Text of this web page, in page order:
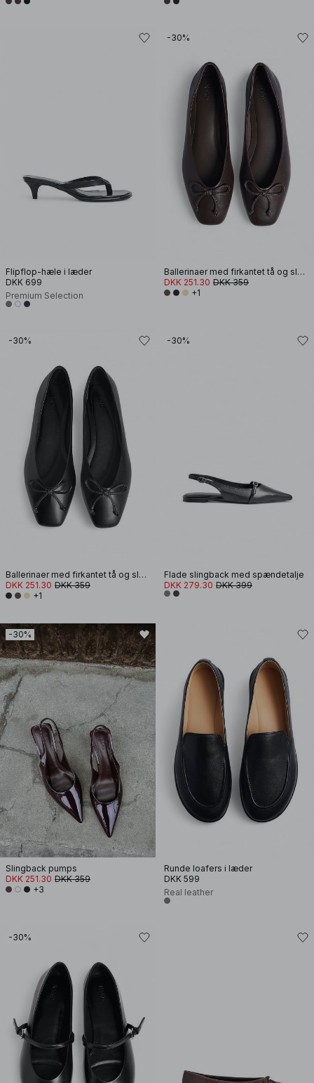
Flipflop-hæle i læder
DKK 699
Premium Selection
-30%
Ballerinaer med firkantet tå og sløjfe
DKK 251.30 DKK 359
+1
-30%
Ballerinaer med firkantet tå og sløjfe
DKK 251.30 DKK 359
+1
-30%
Flade slingback med spændetalje
DKK 279.30 DKK 399
-30%
Slingback pumps
DKK 251.30 DKK 359
+3
Runde loafers i læder
DKK 599
Real leather
-30%